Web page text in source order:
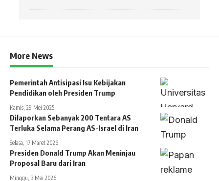
More News
Pemerintah Antisipasi Isu Kebijakan
Pendidikan oleh Presiden Trump
Kamis, 29 Mei 2025
Dilaporkan Sebanyak 200 Tentara AS
Terluka Selama Perang AS-Israel di Iran
Selasa, 17 Maret 2026
Presiden Donald Trump Akan Meninjau
Proposal Baru dari Iran
Minggu, 3 Mei 2026